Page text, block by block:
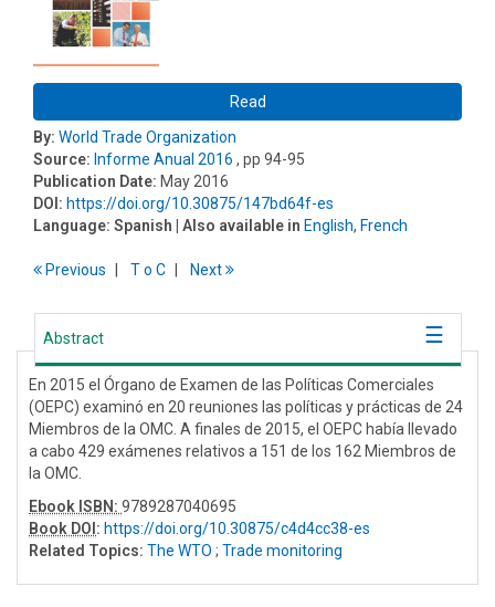
Read
By: World Trade Organization
Source: Informe Anual 2016 , pp 94-95
Publication Date: May 2016
DOI: https://doi.org/10.30875/147bd64f-es
Language: Spanish | Also available in English, French
Previous To C Next
Abstract
En 2015 el Órgano de Examen de las Políticas Comerciales
(OEPC) examinó en 20 reuniones las políticas y prácticas de 24
Miembros de la OMC. A finales de 2015, el OEPC había llevado
a cabo 429 exámenes relativos a 151 de los 162 Miembros de
la OMC.
Ebook ISBN: 9789287040695
Book DOI : https://doi.org/10.30875/c4d4cc38-es
Related Topics: The WTO ; Trade monitoring